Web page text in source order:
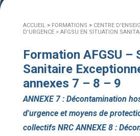
ACCUEIL> FORMATIONS > CENTRE
D'URGENCE > AFGSU EN SITUATION
Formation AFGSU –
Sanitaire
annexes 7 – 8 – 9
ANNEXE 7 : Décontamination
d'urgence et moyens de
collectifs NRC ANNEXE 8 :